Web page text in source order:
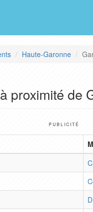
Haute-Garonne
proximité de
PUBLICITÉ